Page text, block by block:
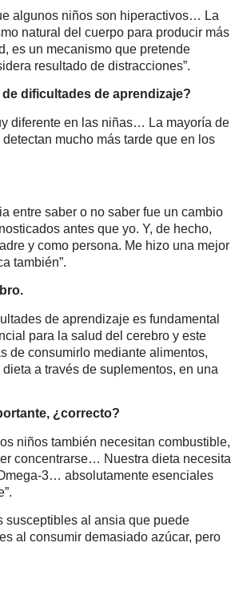
algunos niños son hiperactivos… La
natural del cuerpo para producir más
es un mecanismo que pretende
resultado de distracciones”.
dificultades de aprendizaje?
diferente en las niñas… La mayoría de
mucho más tarde que en los
entre saber o no saber fue un cambio
antes que yo. Y, de hecho,
y como persona. Me hizo una mejor
también”.
de aprendizaje es fundamental
para la salud del cerebro y este
de consumirlo mediante alimentos,
a través de suplementos, en una
¿correcto?
niños también necesitan combustible,
concentrarse… Nuestra dieta necesita
3… absolutamente esenciales
susceptibles al ansia que puede
al consumir demasiado azúcar, pero